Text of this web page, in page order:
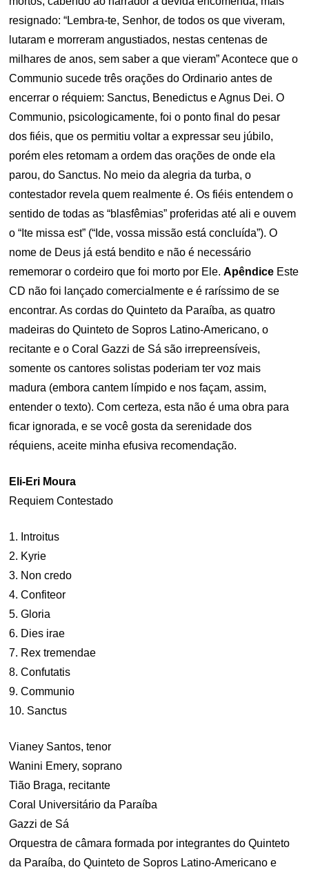
resignado: “Lembra-te, Senhor, de todos os que viveram,
lutaram e morreram angustiados, nestas centenas de
milhares de anos, sem saber a que vieram” Acontece que o
Communio sucede três orações do Ordinario antes de
encerrar o réquiem: Sanctus, Benedictus e Agnus Dei. O
Communio, psicologicamente, foi o ponto final do pesar
dos fiéis, que os permitiu voltar a expressar seu júbilo,
porém eles retomam a ordem das orações de onde ela
parou, do Sanctus. No meio da alegria da turba, o
contestador revela quem realmente é. Os fiéis entendem o
sentido de todas as “blasfêmias” proferidas até ali e ouvem
o “Ite missa est” (“Ide, vossa missão está concluída”). O
nome de Deus já está bendito e não é necessário
rememorar o cordeiro que foi morto por Ele.Apêndice Este
CD não foi lançado comercialmente e é raríssimo de se
encontrar. As cordas do Quinteto da Paraíba, as quatro
madeiras do Quinteto de Sopros Latino-Americano, o
recitante e o Coral Gazzi de Sá são irrepreensíveis,
somente os cantores solistas poderiam ter voz mais
madura (embora cantem límpido e nos façam, assim,
entender o texto). Com certeza, esta não é uma obra para
ficar ignorada, e se você gosta da serenidade dos
réquiens, aceite minha efusiva recomendação.
Eli-Eri Moura
Requiem Contestado
1. Introitus
2. Kyrie
3. Non credo
4. Confiteor
5. Gloria
6. Dies irae
7. Rex tremendae
8. Confutatis
9. Communio
10. Sanctus
Vianey Santos, tenor
Wanini Emery, soprano
Tião Braga, recitante
Coral Universitário da Paraíba
Gazzi de Sá
Orquestra de câmara formada por integrantes do Quinteto
da Paraíba, do Quinteto de Sopros Latino-Americano e